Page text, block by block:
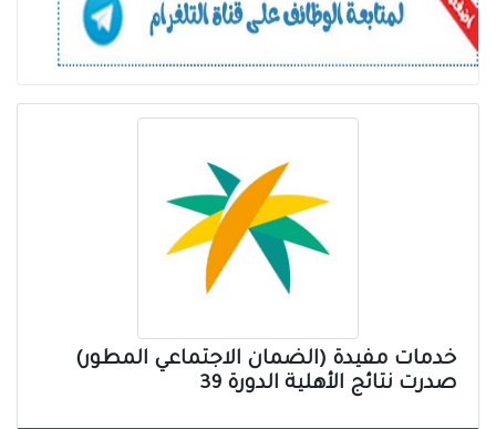
خدمات مفيدة (الضمان الاجتماعي المطور)
صدرت نتائج الأهلية الدورة 39